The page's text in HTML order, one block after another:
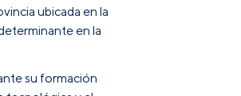
ubicada en la
en la
su formación